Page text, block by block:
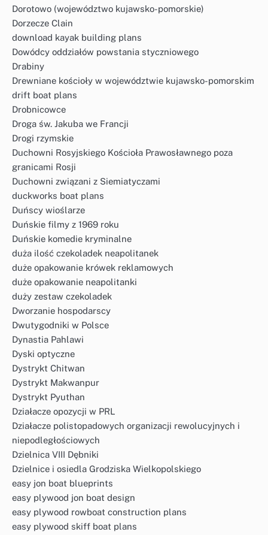
Dorotowo (województwo kujawsko-pomorskie)
Dorzecze Clain
download kayak building plans
Dowódcy oddziałów powstania styczniowego
Drabiny
Drewniane kościoły w województwie kujawsko-pomorskim
drift boat plans
Drobnicowce
Droga św. Jakuba we Francji
Drogi rzymskie
Duchowni Rosyjskiego Kościoła Prawosławnego poza
granicami Rosji
Duchowni związani z Siemiatyczami
duckworks boat plans
Duńscy wioślarze
Duńskie filmy z 1969 roku
Duńskie komedie kryminalne
duża ilość czekoladek neapolitanek
duże opakowanie krówek reklamowych
duże opakowanie neapolitanki
duży zestaw czekoladek
Dworzanie hospodarscy
Dwutygodniki w Polsce
Dynastia Pahlawi
Dyski optyczne
Dystrykt Chitwan
Dystrykt Makwanpur
Dystrykt Pyuthan
Działacze opozycji w PRL
Działacze polistopadowych organizacji rewolucyjnych i
niepodległościowych
Dzielnica VIII Dębniki
Dzielnice i osiedla Grodziska Wielkopolskiego
easy jon boat blueprints
easy plywood jon boat design
easy plywood rowboat construction plans
easy plywood skiff boat plans